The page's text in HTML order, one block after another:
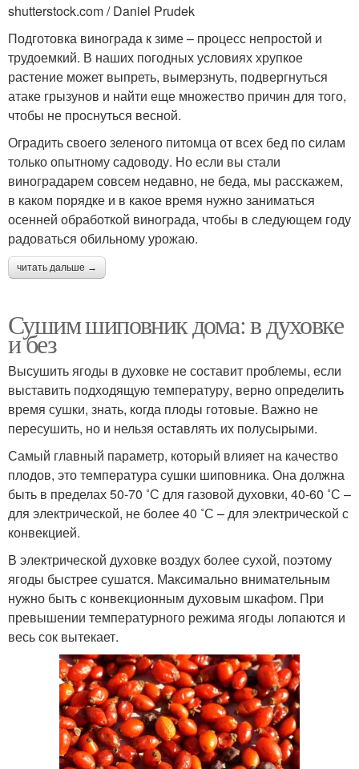
shutterstock.com / Daniel Prudek
Подготовка винограда к зиме – процесс непростой и
трудоемкий. В наших погодных условиях хрупкое
растение может выпреть, вымерзнуть, подвергнуться
атаке грызунов и найти еще множество причин для того,
чтобы не проснуться весной.
Оградить своего зеленого питомца от всех бед по силам
только опытному садоводу. Но если вы стали
виноградарем совсем недавно, не беда, мы расскажем,
в каком порядке и в какое время нужно заниматься
осенней обработкой винограда, чтобы в следующем году
радоваться обильному урожаю.
читать дальше →
Сушим шиповник дома: в духовке
и без
Высушить ягоды в духовке не составит проблемы, если
выставить подходящую температуру, верно определить
время сушки, знать, когда плоды готовые. Важно не
пересушить, но и нельзя оставлять их полусырыми.
Самый главный параметр, который влияет на качество
плодов, это температура сушки шиповника. Она должна
быть в пределах 50-70 ˚С для газовой духовки, 40-60 ˚С –
для электрической, не более 40 ˚С – для электрической с
конвекцией.
В электрической духовке воздух более сухой, поэтому
ягоды быстрее сушатся. Максимально внимательным
нужно быть с конвекционным духовым шкафом. При
превышении температурного режима ягоды лопаются и
весь сок вытекает.